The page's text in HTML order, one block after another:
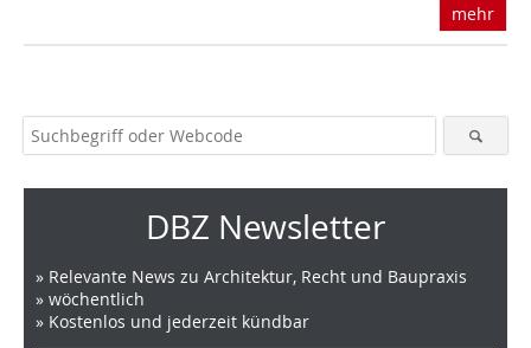
mehr
DBZ Newsletter
» Relevante News zu Architektur, Recht und Baupraxis
» wöchentlich
» Kostenlos und jederzeit kündbar